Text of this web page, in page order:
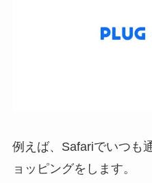
例えば、Safariでいつも
ョッピングをします。